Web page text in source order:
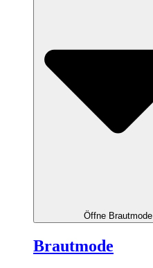
Öffne Brautmode
Brautmode